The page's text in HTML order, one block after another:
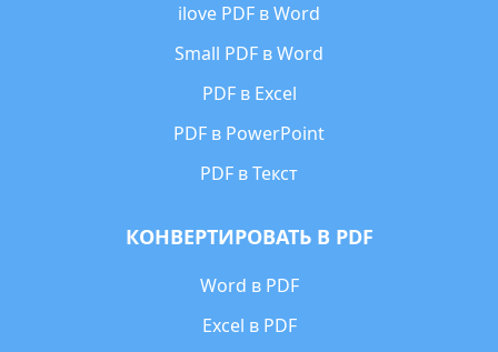
ilove PDF в Word
Small PDF в Word
PDF в Excel
PDF в PowerPoint
PDF в Текст
КОНВЕРТИРОВАТЬ В PDF
Word в PDF
Excel в PDF